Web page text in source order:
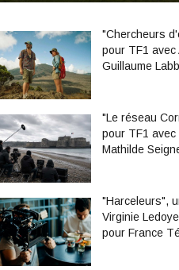
"Chercheurs
pour TF1 avec
Guillaume
"Le réseau
pour TF1 avec
Mathilde
"Harceleurs",
Virginie
pour France